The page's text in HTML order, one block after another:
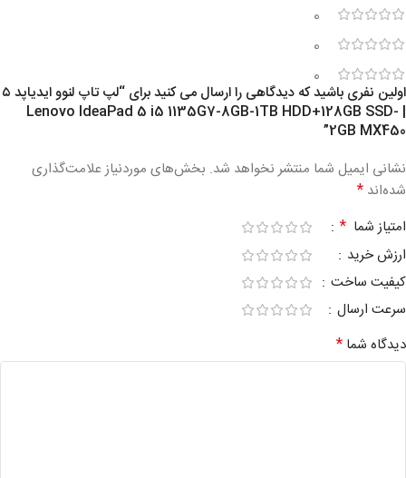
0
0
0
اولین نفری باشید که دیدگاهی را ارسال می کنید برای “لپ تاپ لنوو ایدیاپد ۵
| Lenovo IdeaPad 5 i5 1135G7-8GB-1TB HDD+128GB SSD-
2GB MX450”
نشانی ایمیل شما منتشر نخواهد شد. بخش‌های موردنیاز علامت‌گذاری
شده‌اند *
امتیاز شما *
ارزش خرید
کیفیت ساخت
سرعت ارسال
دیدگاه شما *